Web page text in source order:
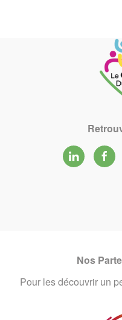
Nos
Pour les découvrir un